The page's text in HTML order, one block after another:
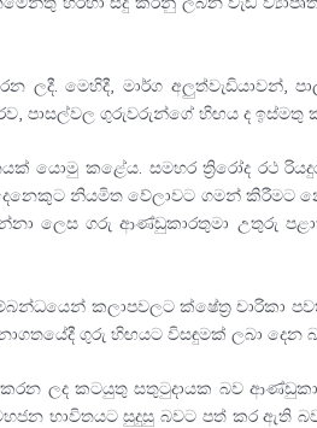
ලදී. මෙහිදී, මාර්ග
පාසල්වල ගුරුවරුන්ගේ හිඟය ද ඉස්මතු
යොමු කළේය. සමහර ත්‍රිරෝද රථ
නියමිත වේලාවට ගමන් කිරීමට
ලෙස ගරු ආණ්ඩුකාරතුමා උතුරු පළාත්
කලාපවලට ක්ෂේත්‍ර චාරිකා
ගුරු හිඟයට විසඳුමක් ලබා දෙන
ලද කටයුතු සතුටුදායක බව
භාවිතයට සුදුසු බවට පත් කර ඇති